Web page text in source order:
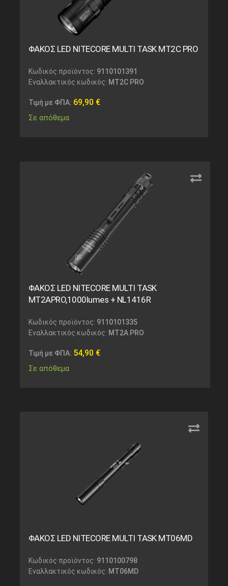
ΦΑΚΟΣ LED NITECORE MULTI TASK MT2C PRO
Κωδικός προϊόντος: 9110101391
Εναλλακτικός κωδικός: MT2C PRO
Τιμή με ΦΠΑ: 69,90 €
Σε απόθεμα
ΦΑΚΟΣ LED NITECORE MULTI TASK
MT2APRO,1000lumes + NL1416R
Κωδικός προϊόντος: 9110101335
Εναλλακτικός κωδικός: MT2A PRO
Τιμή με ΦΠΑ: 54,90 €
Σε απόθεμα
ΦΑΚΟΣ LED NITECORE MULTI TASK MT06MD
Κωδικός προϊόντος: 9110100798
Εναλλακτικός κωδικός: MT06MD